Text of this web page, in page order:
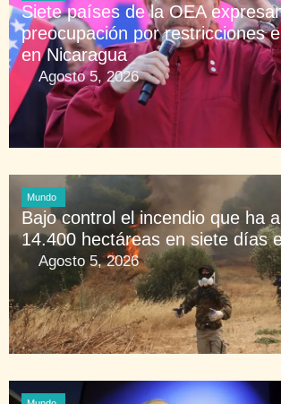
Siete países de la OEA
preocupación por restricciones
en Nicaragua
Agosto 5, 2026
Mundo
Bajo control el incendio que ha
14.400 hectáreas en siete días
Agosto 5, 2026